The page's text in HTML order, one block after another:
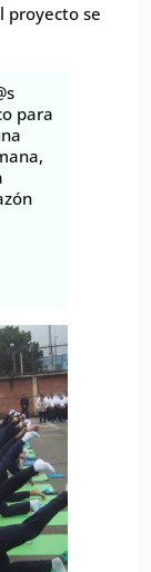
proyecto se
para